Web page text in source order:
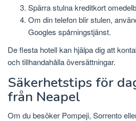
Spärra stulna kreditkort
Om din telefon blir stulen,
Googles spårningstjänst.
De flesta hotell kan hjälpa dig att
och tillhandahålla översättningar.
Säkerhetstips för
från Neapel
Om du besöker Pompeji, Sorrento